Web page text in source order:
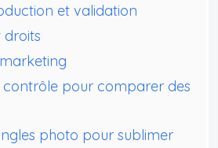
et validation
droits
contrôle pour comparer des
photo pour sublimer